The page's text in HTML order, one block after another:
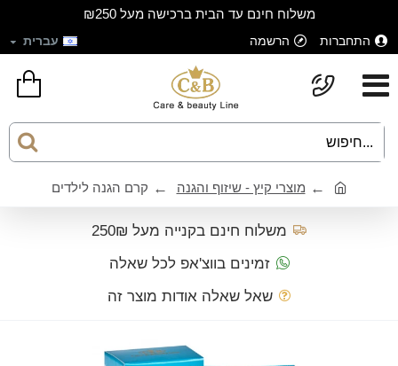
משלוח חינם עד הבית ברכישה מעל ₪250
התחברות הרשמה עברית
מוצרי קיץ - שיזוף והגנה קרם הגנה לילדים
משלוח חינם בקנייה מעל 250₪
זמינים בווצ'אפ לכל שאלה
שאל שאלה אודות מוצר זה